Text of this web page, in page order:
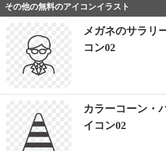
その他の無料のアイコンイラスト
メガネのサラリ
コン02
カラーコーン・
イコン02